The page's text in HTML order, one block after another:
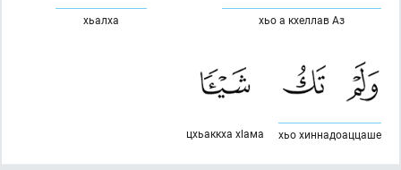
хьо а кхеллав Аз
хьалха
хьо хиннадоаццаше
цхьаккха хlама